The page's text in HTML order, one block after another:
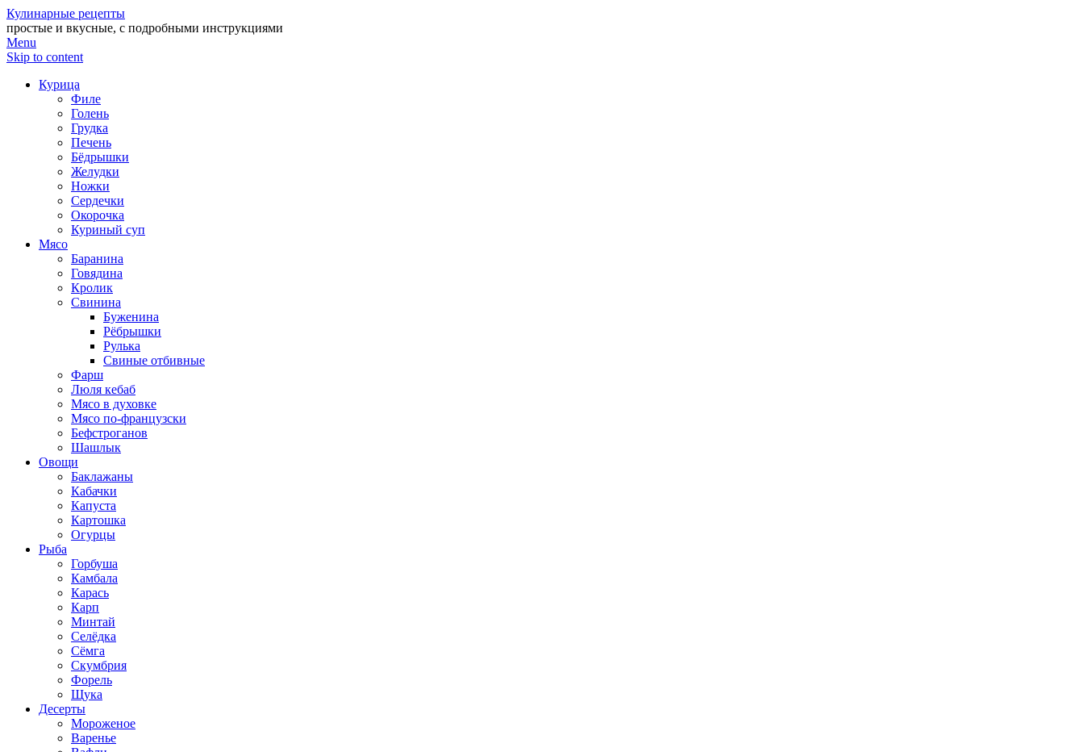
Кулинарные рецепты
простые и вкусные, с подробными инструкциями
Menu
Skip to content
Курица
Филе
Голень
Грудка
Печень
Бёдрышки
Желудки
Ножки
Сердечки
Окорочка
Куриный суп
Мясо
Баранина
Говядина
Кролик
Свинина
Буженина
Рёбрышки
Рулька
Свиные отбивные
Фарш
Люля кебаб
Мясо в духовке
Мясо по-французски
Бефстроганов
Шашлык
Овощи
Баклажаны
Кабачки
Капуста
Картошка
Огурцы
Рыба
Горбуша
Камбала
Карась
Карп
Минтай
Селёдка
Сёмга
Скумбрия
Форель
Щука
Десерты
Мороженое
Варенье